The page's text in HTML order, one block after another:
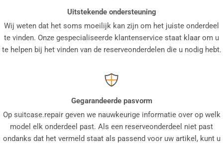
Uitstekende ondersteuning
Wij weten dat het soms moeilijk kan zijn om het juiste onderdeel
te vinden. Onze gespecialiseerde klantenservice staat klaar om u
te helpen bij het vinden van de reserveonderdelen die u nodig hebt.
Gegarandeerde pasvorm
Op suitcase.repair geven we nauwkeurige informatie over op welk
model elk onderdeel past. Als een reserveonderdeel niet past
ondanks dat het vermeld staat als passend voor uw artikel, kunt u